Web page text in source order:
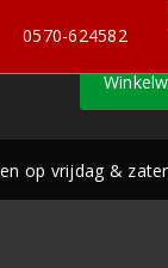
624582 Inloggen
op vrijdag &
0570-624582